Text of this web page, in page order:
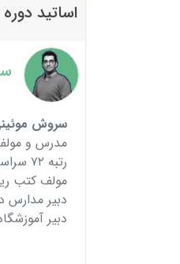
اساتید دوره
سروش
مدرس و
رتبه ۷۲ سراسری و ۱۳ ارشد؛
مولف کتب
دبیر مدارس
دبیر